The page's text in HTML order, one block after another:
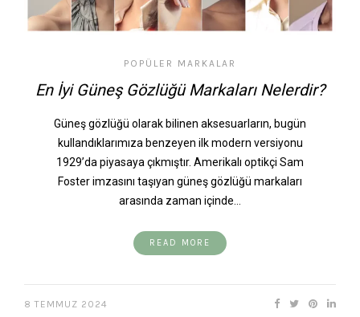
POPÜLER MARKALAR
En İyi Güneş Gözlüğü Markaları Nelerdir?
Güneş gözlüğü olarak bilinen aksesuarların, bugün
kullandıklarımıza benzeyen ilk modern versiyonu
1929’da piyasaya çıkmıştır. Amerikalı optikçi Sam
Foster imzasını taşıyan güneş gözlüğü markaları
arasında zaman içinde…
READ MORE
8 TEMMUZ 2024